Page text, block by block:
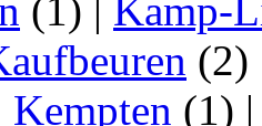
(1) | Kamp-
(2)
Kempten (1)